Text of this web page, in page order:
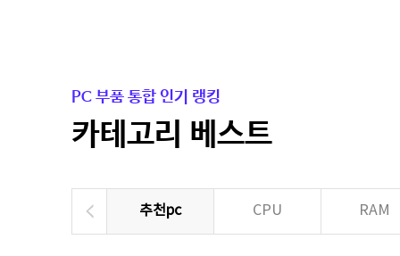
PC 부품 통합 인기 랭킹
카테고리 베스트
추천pc CPU RAM